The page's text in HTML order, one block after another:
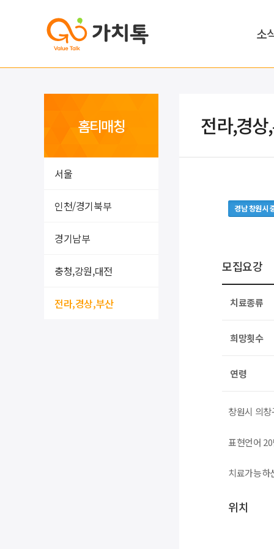
소
홈티매칭
서울
인천/경기북부
경기남부
충청,강원,대전
전라,경상,부산
전라,경상
경남 창원시
모집요강
치료종류
희망횟수
연령
창원시 의
표현언어
치료가능하
위치